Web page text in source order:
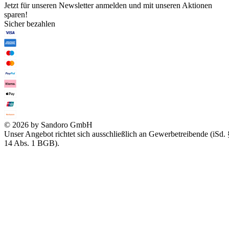
Jetzt für unseren Newsletter anmelden und mit unseren Aktionen
sparen!
Sicher bezahlen
© 2026 by Sandoro GmbH
Unser Angebot richtet sich ausschließlich an Gewerbetreibende (iSd.
14 Abs. 1 BGB).